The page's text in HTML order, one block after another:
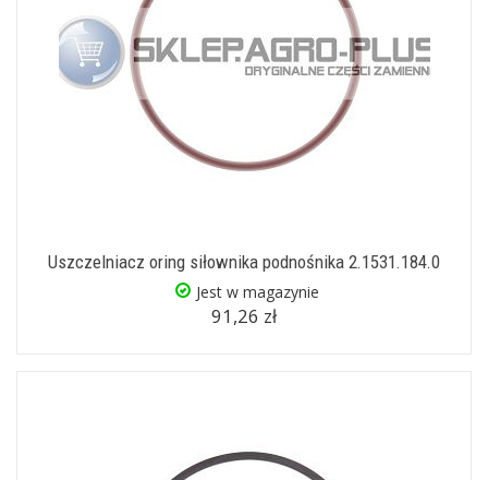
Uszczelniacz oring siłownika podnośnika 2.1531.184.0
Jest w magazynie
91,26 zł